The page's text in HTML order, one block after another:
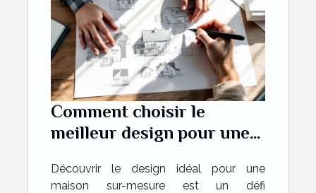
Comment choisir le
meilleur design pour une
Découvrir le design idéal pour une
maison sur-mesure est un défi